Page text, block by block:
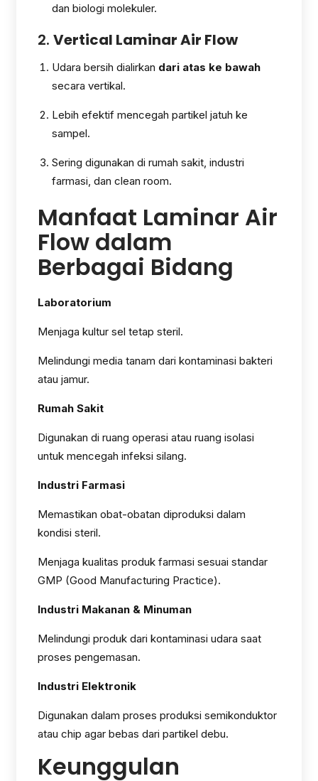
dan biologi molekuler.
2. Vertical Laminar Air Flow
Udara bersih dialirkan dari atas ke bawah
secara vertikal.
Lebih efektif mencegah partikel jatuh ke
sampel.
Sering digunakan di rumah sakit, industri
farmasi, dan clean room.
Manfaat Laminar Air
Flow dalam
Berbagai Bidang
Laboratorium
Menjaga kultur sel tetap steril.
Melindungi media tanam dari kontaminasi bakteri
atau jamur.
Rumah Sakit
Digunakan di ruang operasi atau ruang isolasi
untuk mencegah infeksi silang.
Industri Farmasi
Memastikan obat-obatan diproduksi dalam
kondisi steril.
Menjaga kualitas produk farmasi sesuai standar
GMP (Good Manufacturing Practice).
Industri Makanan & Minuman
Melindungi produk dari kontaminasi udara saat
proses pengemasan.
Industri Elektronik
Digunakan dalam proses produksi semikonduktor
atau chip agar bebas dari partikel debu.
Keunggulan